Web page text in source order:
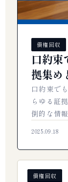
債権回収
口約束
拠集め
口約束で
らゆる証
倒的な情
2025.09.18
債権回収